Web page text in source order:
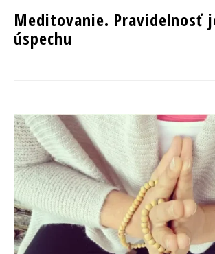
Meditovanie. Pravidelnosť
úspechu